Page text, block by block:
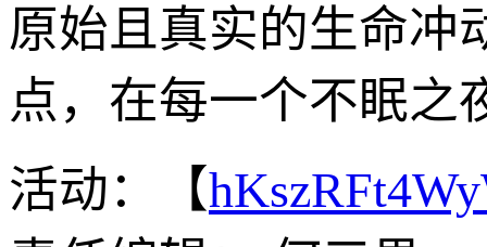
原始且真实的生命冲
点，在每一个不眠之
活动：【